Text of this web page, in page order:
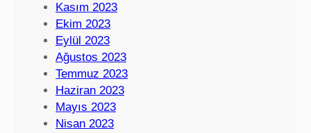
Kasım 2023
Ekim 2023
Eylül 2023
Ağustos 2023
Temmuz 2023
Haziran 2023
Mayıs 2023
Nisan 2023